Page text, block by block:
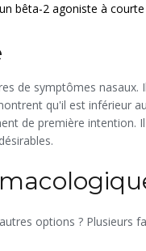
bêta-2 agoniste à
de symptômes nasaux.
qu'il est inférieur
de première intention.
options ? Plusieurs